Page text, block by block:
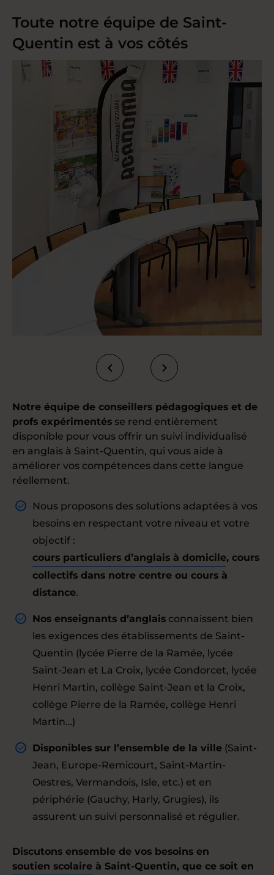
Toute notre équipe de Saint-
Quentin est à vos côtés
Notre équipe de conseillers pédagogiques et de
profs expérimentés se rend entièrement
disponible pour vous offrir un suivi individualisé
en anglais à Saint-Quentin, qui vous aide à
améliorer vos compétences dans cette langue
réellement.
Nous proposons des solutions adaptées à vos
besoins en respectant votre niveau et votre
objectif :
cours particuliers d’anglais à domicile, cours
collectifs dans notre centre ou cours à
distance.
Nos enseignants d’anglais connaissent bien
les exigences des établissements de Saint-
Quentin (lycée Pierre de la Ramée, lycée
Saint-Jean et La Croix, lycée Condorcet, lycée
Henri Martin, collège Saint-Jean et la Croix,
collège Pierre de la Ramée, collège Henri
Martin…)
Disponibles sur l’ensemble de la ville (Saint-
Jean, Europe-Remicourt, Saint-Martin-
Oestres, Vermandois, Isle, etc.) et en
périphérie (Gauchy, Harly, Grugies), ils
assurent un suivi personnalisé et régulier.
Discutons ensemble de vos besoins en
soutien scolaire à Saint-Quentin, que ce soit en